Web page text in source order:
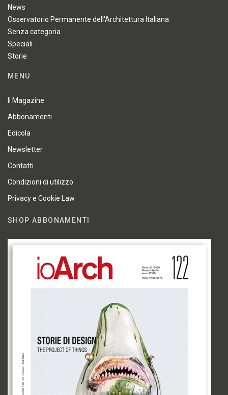
News
Osservatorio Permanente dell'Architettura Italiana
Senza categoria
Speciali
Storie
MENU
Il Magazine
Abbonamenti
Edicola
Newsletter
Contatti
Condizioni di utilizzo
Privacy e Cookie Law
SHOP ABBONAMENTI